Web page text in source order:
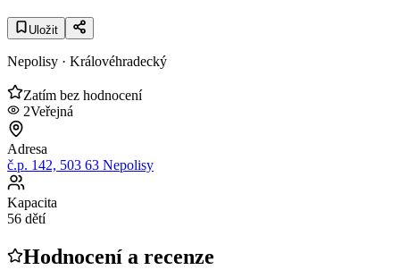
Uložit
Nepolisy · Královéhradecký
Zatím bez hodnocení
2Veřejná
Adresa
č.p. 142, 503 63 Nepolisy
Kapacita
56 dětí
Hodnocení a recenze